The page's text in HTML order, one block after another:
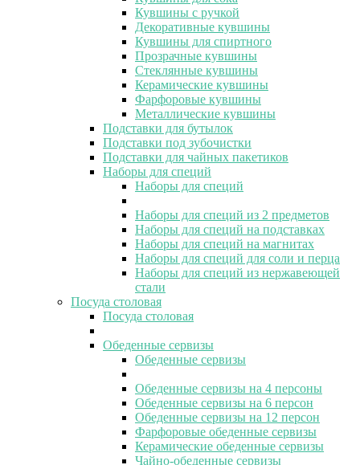
Кувшины с ручкой
Декоративные кувшины
Кувшины для спиртного
Прозрачные кувшины
Стеклянные кувшины
Керамические кувшины
Фарфоровые кувшины
Металлические кувшины
Подставки для бутылок
Подставки под зубочистки
Подставки для чайных пакетиков
Наборы для специй
Наборы для специй
Наборы для специй из 2 предметов
Наборы для специй на подставках
Наборы для специй на магнитах
Наборы для специй для соли и перца
Наборы для специй из нержавеющей
стали
Посуда столовая
Посуда столовая
Обеденные сервизы
Обеденные сервизы
Обеденные сервизы на 4 персоны
Обеденные сервизы на 6 персон
Обеденные сервизы на 12 персон
Фарфоровые обеденные сервизы
Керамические обеденные сервизы
Чайно-обеденные сервизы